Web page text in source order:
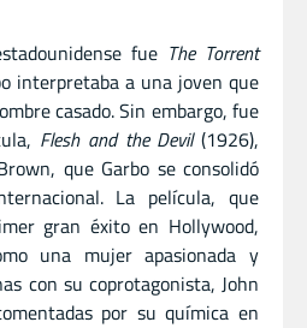
fue The Torrent
interpretaba a una joven que
casado. Sin embargo, fue
Flesh and the Devil(1926),
que Garbo se consolidó
La película, que
gran éxito en Hollywood,
una mujer apasionada y
con su coprotagonista, John
por su química en